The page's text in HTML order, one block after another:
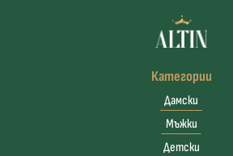
Категории
Дамски
Мъжки
Детски